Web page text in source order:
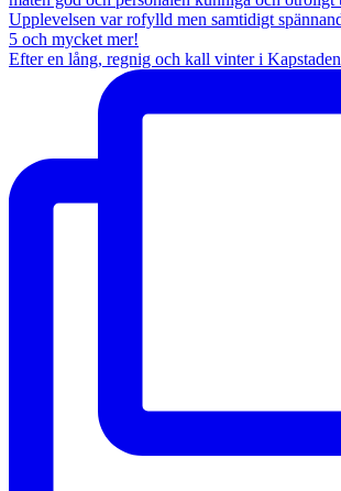
Efter en lång, regnig och kall vinter i Kapstaden